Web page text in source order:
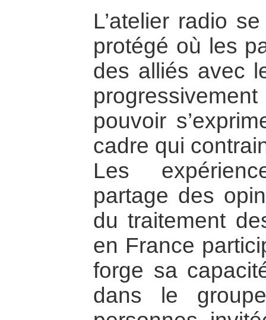
L’atelier radio
protégé où les
des alliés avec
pouvoir
cadre qui
Les
partage des
du traitement
en France
forge sa
dans le